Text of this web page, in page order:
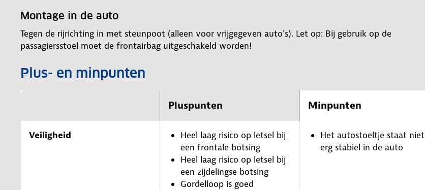
Montage in de auto
Tegen de rijrichting in met steunpoot (alleen voor vrijgegeven auto’s). Let op: Bij gebruik op de
passagiersstoel moet de frontairbag uitgeschakeld worden!
Plus- en minpunten
Pluspunten Minpunten
Veiligheid
Heel laag risico op letsel bij
een frontale botsing
Heel laag risico op letsel bij
een zijdelingse botsing
Gordelloop is goed
Het autostoeltje staat niet
erg stabiel in de auto